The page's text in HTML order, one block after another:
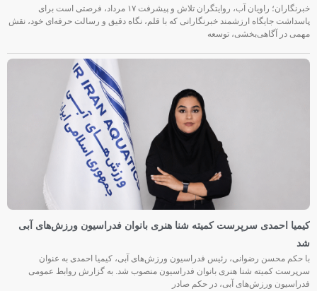
خبرنگاران؛ راویان آب، روایتگران تلاش و پیشرفت ۱۷ مرداد، فرصتی است برای
پاسداشت جایگاه ارزشمند خبرنگارانی که با قلم، نگاه دقیق و رسالت حرفه‌ای خود، نقش
مهمی در آگاهی‌بخشی، توسعه
کیمیا احمدی سرپرست کمیته شنا هنری بانوان فدراسیون ورزش‌های آبی
شد
با حکم محسن رضوانی، رئیس فدراسیون ورزش‌های آبی، کیمیا احمدی به عنوان
سرپرست کمیته شنا هنری بانوان فدراسیون منصوب شد. به گزارش روابط عمومی
فدراسیون ورزش‌های آبی، در حکم صادر